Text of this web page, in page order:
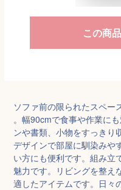
この商
ソファ前の限られたスペー
。幅90cmで食事や作業に
ンや書類、小物をすっきり
デザインで部屋に馴染みや
い方にも便利です。組み立
魅力です。リビングを整え
適したアイテムです。日々